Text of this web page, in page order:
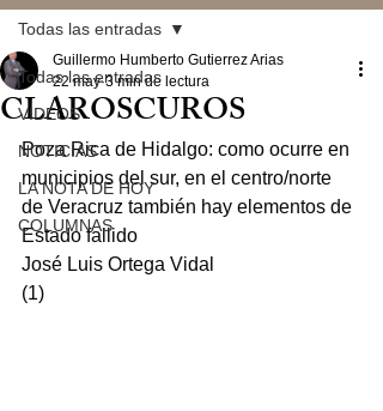
Todas las entradas
VIDEOS
NOTICIAS
LA NOTA DE HOY
COLUMNAS
Todas las entradas
CLAROSCUROS
Guillermo Humberto Gutierrez Arias
22 may 3 min de lectura
Poza Rica de Hidalgo: como ocurre en
municipios del sur, en el centro/norte
de Veracruz también hay elementos de
Estado fallido
José Luis Ortega Vidal
(1)